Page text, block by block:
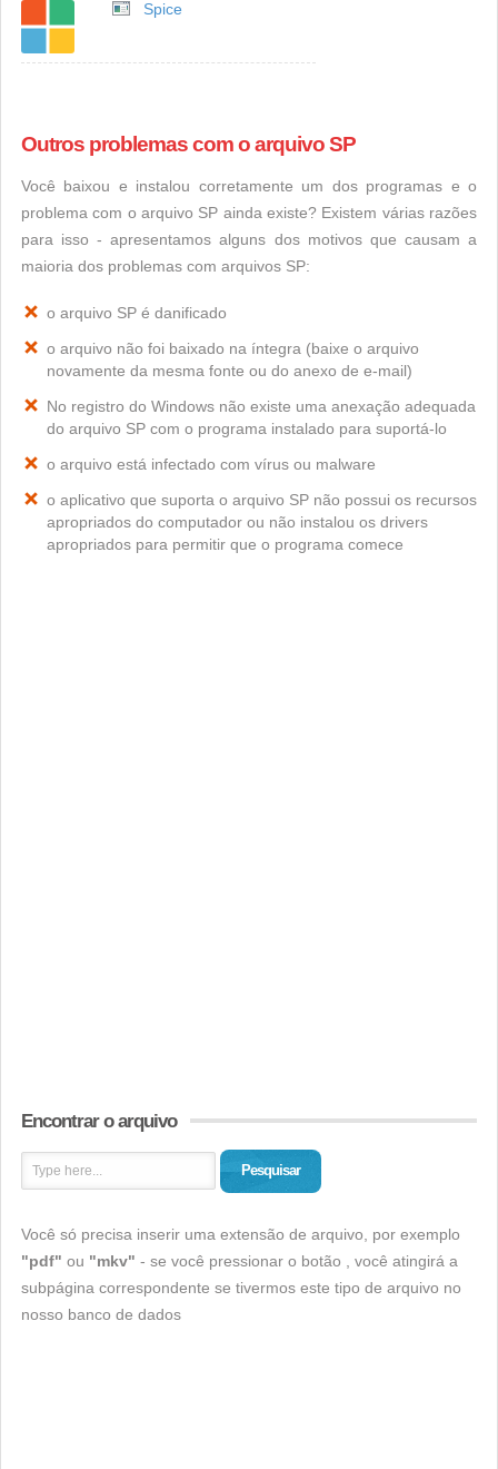
Spice
Outros problemas com o arquivo SP
Você baixou e instalou corretamente um dos programas e o
problema com o arquivo SP ainda existe? Existem várias razões
para isso - apresentamos alguns dos motivos que causam a
maioria dos problemas com arquivos SP:
o arquivo SP é danificado
o arquivo não foi baixado na íntegra (baixe o arquivo
novamente da mesma fonte ou do anexo de e-mail)
No registro do Windows não existe uma anexação adequada
do arquivo SP com o programa instalado para suportá-lo
o arquivo está infectado com vírus ou malware
o aplicativo que suporta o arquivo SP não possui os recursos
apropriados do computador ou não instalou os drivers
apropriados para permitir que o programa comece
Encontrar o arquivo
Pesquisar
Você só precisa inserir uma extensão de arquivo, por exemplo
"pdf" ou "mkv" - se você pressionar o botão , você atingirá a
subpágina correspondente se tivermos este tipo de arquivo no
nosso banco de dados